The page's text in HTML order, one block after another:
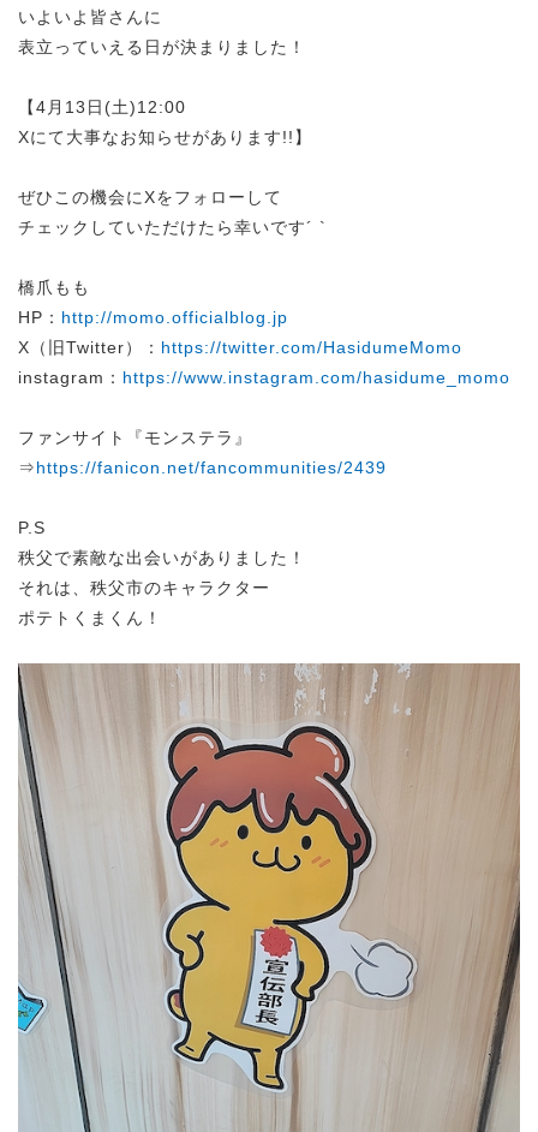
いよいよ皆さんに
表立っていえる日が決まりました！
【4月13日(土)12:00
Xにて大事なお知らせがあります!!】
ぜひこの機会にXをフォローして
チェックしていただけたら幸いです´ `
橋爪もも
HP： http://momo.officialblog.jp
X（旧Twitter）： https://twitter.com/HasidumeMomo
instagram： https://www.instagram.com/hasidume_momo
ファンサイト『モンステラ』
⇒https://fanicon.net/fancommunities/2439
P.S
秩父で素敵な出会いがありました！
それは、秩父市のキャラクター
ポテトくまくん！